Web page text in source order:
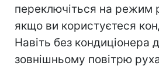
переключіться на режим
якщо ви користуєтеся
Навіть без кондиціонера
зовнішньому повітрю